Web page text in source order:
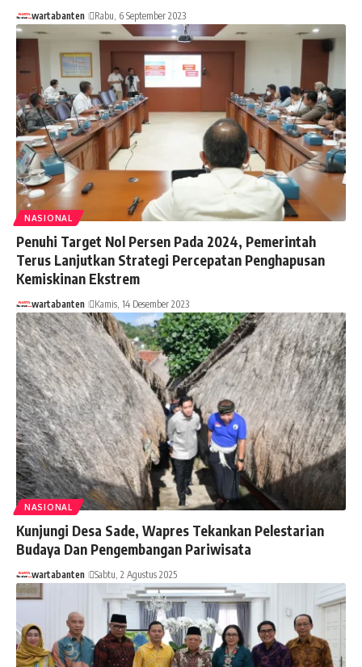
wartabanten Rabu, 6 September 2023
NASIONAL
Penuhi Target Nol Persen Pada 2024, Pemerintah
Terus Lanjutkan Strategi Percepatan Penghapusan
Kemiskinan Ekstrem
wartabanten Kamis, 14 Desember 2023
NASIONAL
Kunjungi Desa Sade, Wapres Tekankan Pelestarian
Budaya Dan Pengembangan Pariwisata
wartabanten Sabtu, 2 Agustus 2025